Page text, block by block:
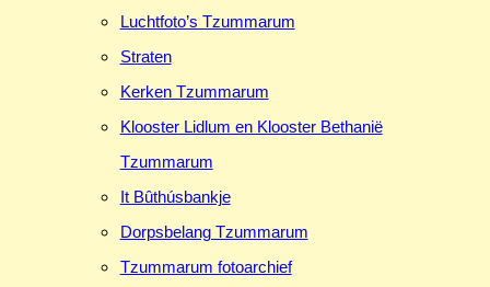
Luchtfoto’s Tzummarum
Straten
Kerken Tzummarum
Klooster Lidlum en Klooster Bethanië
Tzummarum
It Bûthúsbankje
Dorpsbelang Tzummarum
Tzummarum fotoarchief